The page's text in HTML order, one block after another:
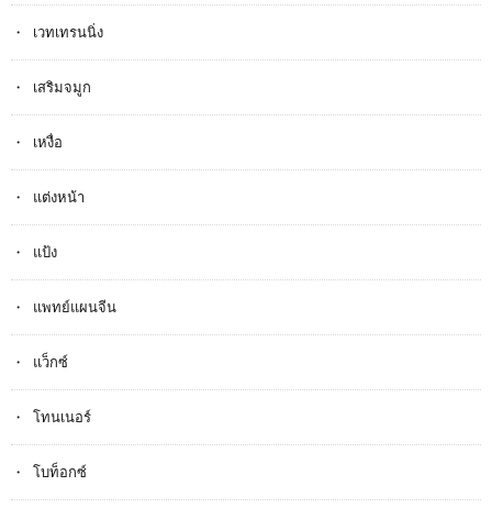
เวทเทรนนิ่ง
เสริมจมูก
เหงื่อ
แต่งหน้า
แป้ง
แพทย์แผนจีน
แว็กซ์
โทนเนอร์
โบท็อกซ์